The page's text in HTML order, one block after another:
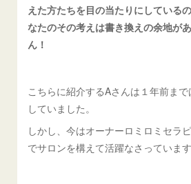
えた方たちを目の当たりにしている
なたのその考えは書き換えの余地が
ん！
こちらに紹介するAさんは１年前ま
していました。
しかし、今はオーナーロミロミセラ
でサロンを構えて活躍なさっています